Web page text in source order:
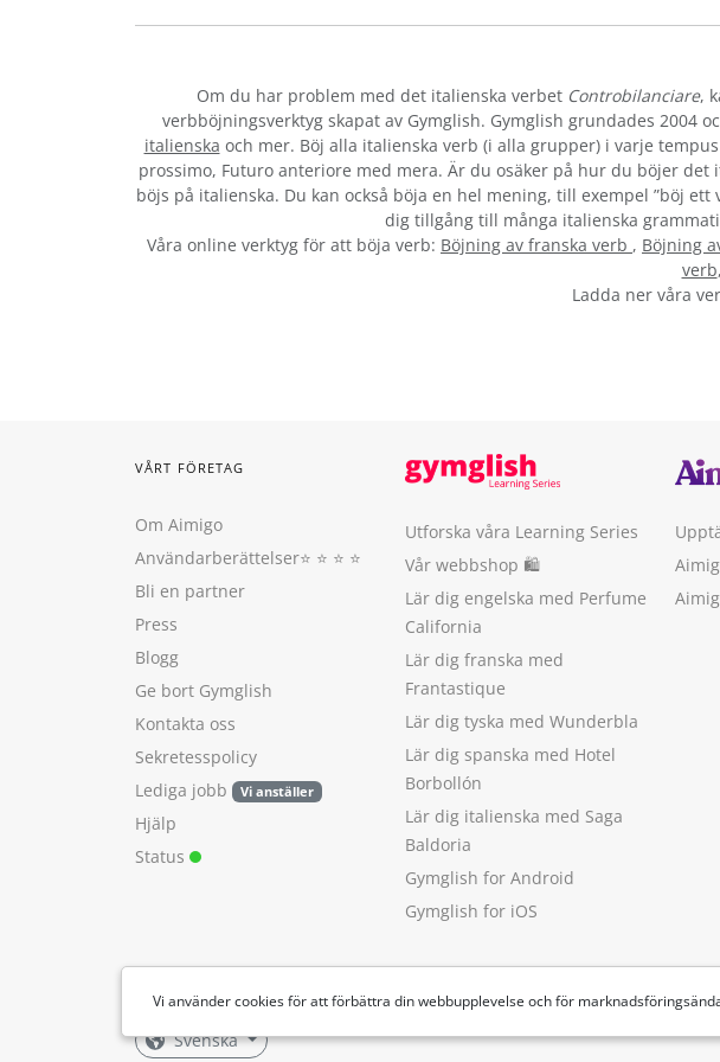
Om du har problem med det italienska verbet Controbilanciare,
verbböjningsverktyg skapat av Gymglish. Gymglish grundades 2004
italienska och mer. Böj alla italienska verb (i alla grupper) i varje
prossimo, Futuro anteriore med mera. Är du osäker på hur du böjer det
böjs på italienska. Du kan också böja en hel mening, till exempel ”böj
dig tillgång till många italienska
Våra online verktyg för att böja verb: Böjning av franska verb , Böjning
verb,
Ladda ner våra
Vi använder cookies för att förbättra din webbupplevelse och för
VÅRT FÖRETAG
Om Aimigo
Användarberättelser⭐️ ⭐️ ⭐️ ⭐️
Bli en partner
Press
Blogg
Ge bort Gymglish
Kontakta oss
Sekretesspolicy
Lediga jobb
Vi anställer
Hjälp
Status
Utforska våra Learning Series
Vår webbshop 🛍
Lär dig engelska med Perfume
California
Lär dig franska med
Frantastique
Lär dig tyska med Wunderbla
Lär dig spanska med Hotel
Borbollón
Lär dig italienska med Saga
Baldoria
Gymglish for Android
Gymglish for iOS
Svenska